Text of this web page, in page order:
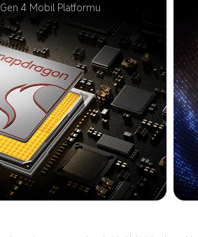
4 Mobil Platformu